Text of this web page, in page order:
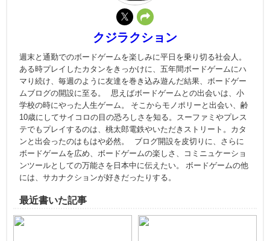
クジラクション
週末と通勤でのボードゲームを楽しみに平日を乗り切る社会人。
ある時プレイしたカタンをきっかけに、五年間ボードゲームにハ
マり続け、毎週のように友達を巻き込み遊んだ結果、ボードゲー
ムブログの開設に至る。 思えばボードゲームとの出会いは、小
学校の時にやった人生ゲーム。 そこからモノポリーと出会い、齢
10歳にしてサイコロの目の恐ろしさを知る。スーファミやプレス
テでもプレイするのは、桃太郎電鉄やいただきストリート。カタ
ンと出会ったのはもはや必然。 ブログ開設を皮切りに、さらに
ボードゲームを広め、ボードゲームの楽しさ、コミニュケーショ
ンツールとしての万能さを日本中に伝えたい。 ボードゲームの他
には、サカナクションが好きだったりする。
最近書いた記事